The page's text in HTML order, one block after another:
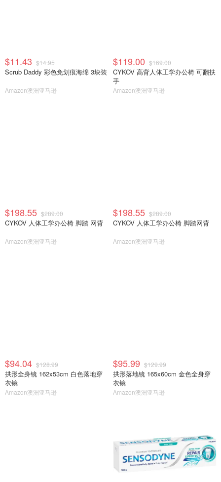
$11.43 $14.95
Scrub Daddy 彩色免划痕海绵 3块装
Amazon澳洲亚马逊
$119.00 $169.00
CYKOV 高背人体工学办公椅 可翻扶
手
Amazon澳洲亚马逊
$198.55 $289.00
CYKOV 人体工学办公椅 脚踏 网背
Amazon澳洲亚马逊
$198.55 $289.00
CYKOV 人体工学办公椅 脚踏网背
Amazon澳洲亚马逊
$94.04 $128.99
拱形全身镜 162x53cm 白色落地穿
衣镜
Amazon澳洲亚马逊
$95.99 $129.99
拱形落地镜 165x60cm 金色全身穿
衣镜
Amazon澳洲亚马逊